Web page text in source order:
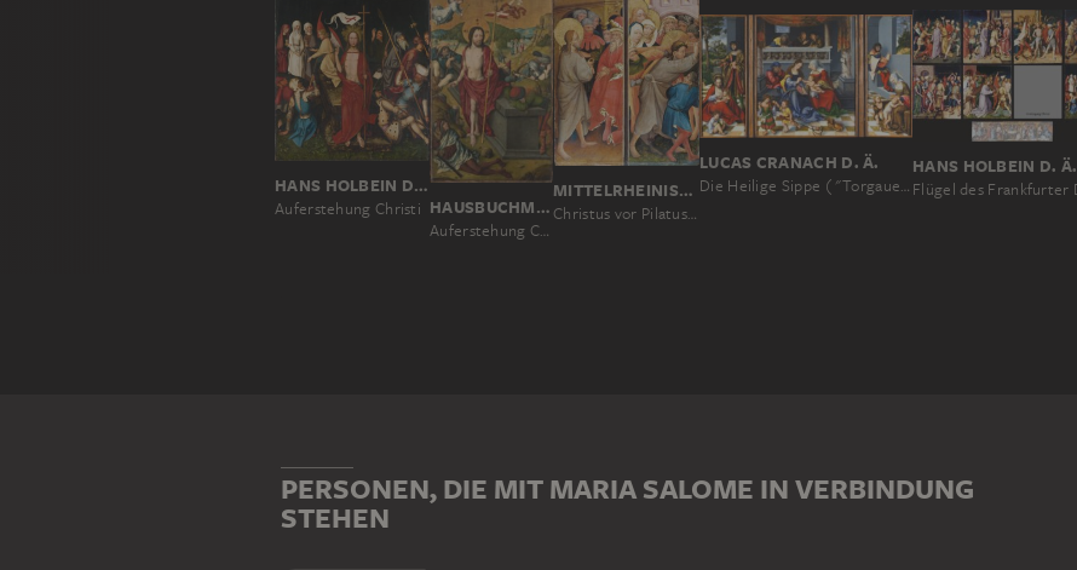
HANS HOLBEIN D. Ä.
Auferstehung Christi HAUSBUCHMEISTER
Auferstehung Christi
MITTELRHEINISCHER MEISTER UM 1420
Christus vor Pilatus und Kreuztragung
LUCAS CRANACH D. Ä.
Die Heilige Sippe ("Torgauer Altar")
HANS HOLBEIN D. Ä.
PERSONEN, DIE MIT MARIA SALOME IN VERBINDUNG
STEHEN